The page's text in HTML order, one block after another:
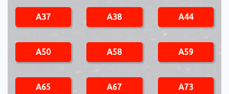
A37 A38 A44
A50 A58 A59
A65 A67 A73